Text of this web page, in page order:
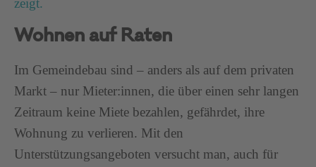
zeigt.
Wohnen auf Raten
Im Gemeindebau sind – anders als auf dem privaten
Markt – nur Mieter:innen, die über einen sehr langen
Zeitraum keine Miete bezahlen, gefährdet, ihre
Wohnung zu verlieren. Mit den
Unterstützungsangeboten versucht man, auch für